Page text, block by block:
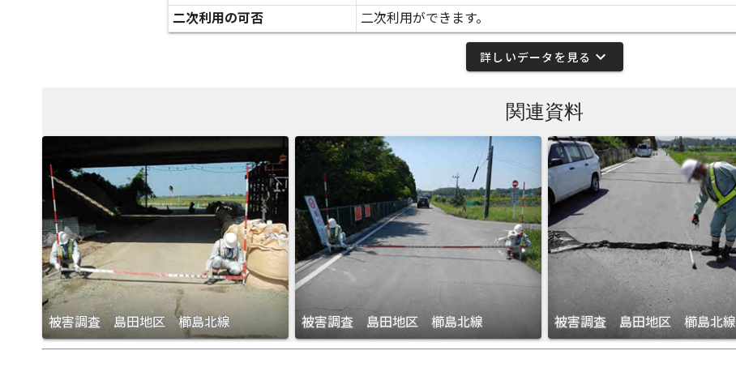
二次利用の可否
二次利用ができます。
詳しいデータを見る expand_more
関連資料
被害調査 島田地区 櫛島北線 被害調査 島田地区 櫛島北線 被害調査 島田地区 櫛島北線